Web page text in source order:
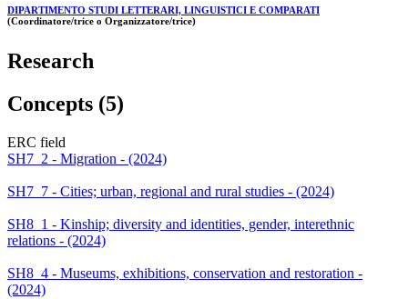
DIPARTIMENTO STUDI LETTERARI, LINGUISTICI E COMPARATI
(Coordinatore/trice o Organizzatore/trice)
Research
Concepts (5)
ERC field
SH7_2 - Migration - (2024)
SH7_7 - Cities; urban, regional and rural studies - (2024)
SH8_1 - Kinship; diversity and identities, gender, interethnic
relations - (2024)
SH8_4 - Museums, exhibitions, conservation and restoration -
(2024)